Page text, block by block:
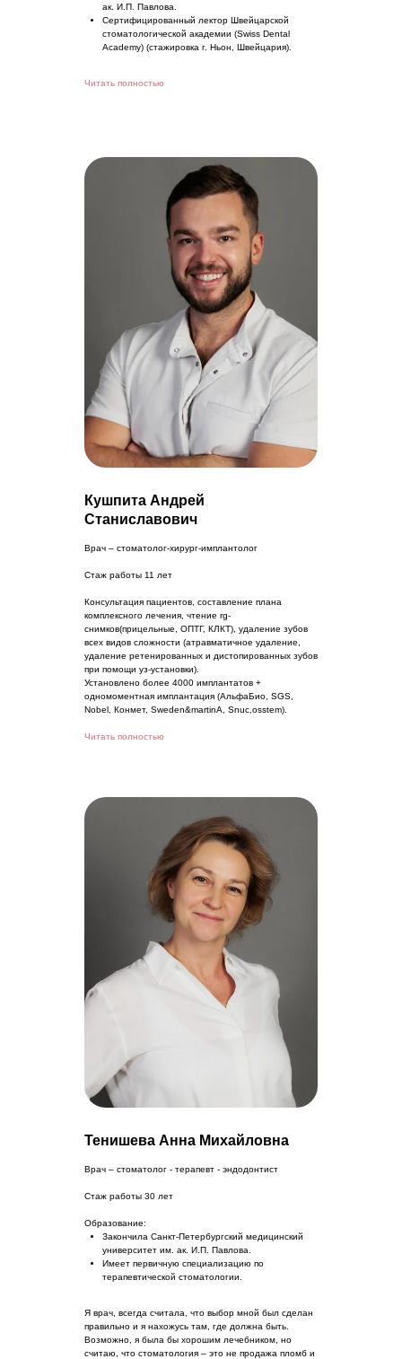
ак. И.П. Павлова.
Сертифицированный лектор Швейцарской
стоматологической академии (Swiss Dental
Academy) (стажировка г. Ньон, Швейцария).
Читать полностью
Кушпита Андрей
Станиславович
Врач – стоматолог-хирург-имплантолог
Стаж работы 11 лет
Консультация пациентов, составление плана
комплексного лечения, чтение rg-
снимков(прицельные, ОПТГ, КЛКТ), удаление зубов
всех видов сложности (атравматичное удаление,
удаление ретенированных и дистопированных зубов
при помощи уз-установки).
Установлено более 4000 имплантатов +
одномоментная имплантация (АльфаБио, SGS,
Nobel, Конмет, Sweden&martinA, Snuc,osstem).
Читать полностью
Тенишева Анна Михайловна
Врач – стоматолог - терапевт - эндодонтист
Стаж работы 30 лет
Образование:
Закончила Санкт-Петербургский медицинский
университет им. ак. И.П. Павлова.
Имеет первичную специализацию по
терапевтической стоматологии.
Я врач, всегда считала, что выбор мной был сделан
правильно и я нахожусь там, где должна быть.
Возможно, я была бы хорошим лечебником, но
считаю, что стоматология – это не продажа пломб и